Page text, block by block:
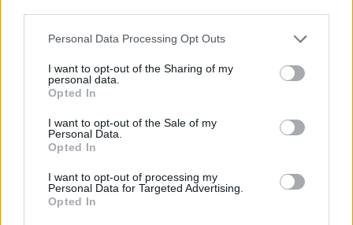
Please note that this website/app uses one or more Google
not limited to your visit or usage behaviour. You may click to
grant or deny consent to Google and its third-party tags to
use your data for below specified purposes in below Google
consent section.
Personal Data Processing Opt Outs
I want to opt-out of the Sharing of my
personal data.
Opted In
I want to opt-out of the Sale of my
Personal Data.
Opted In
I want to opt-out of processing my
Personal Data for Targeted Advertising.
Opted In
Jeffrey Wright egy apró részlettel jelezte Jim
Gordon visszatérését.
Lassan, de biztosan mozgásba lendül a The Batman Part
2022-es Batman-filmje után hosszú ideig úgy tűnt, hogy
a folytatás nehezen találja meg a tényleges rajtot, de az